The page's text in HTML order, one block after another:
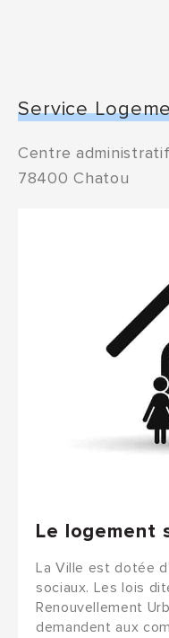
Service
Centre
78400 Chatou
Le logement
La Ville est dotée
sociaux. Les lois
Renouvellement
demandent aux